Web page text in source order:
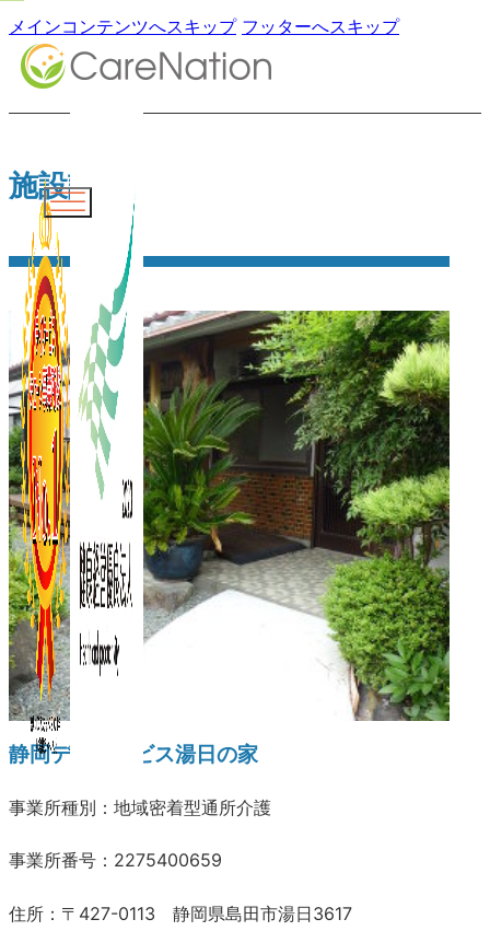
メインコンテンツへスキップ フッターへスキップ
施設詳細
静岡デイサービス湯日の家
事業所種別：地域密着型通所介護
事業所番号：2275400659
住所：〒427-0113 静岡県島田市湯日3617